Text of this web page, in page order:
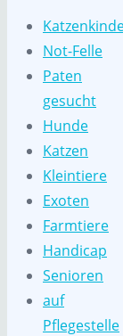
Not-Felle
Paten
gesucht
Hunde
Katzen
Kleintiere
Exoten
Farmtiere
Handicap
Senioren
auf
Pflegestelle